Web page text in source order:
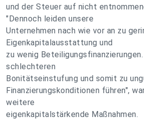
und der Steuer auf nicht
"Dennoch leiden unsere
Unternehmen nach wie vor an zu
Eigenkapitalausstattung und
zu wenig
schlechteren
Bonitätseinstufung und somit zu
Finanzierungskonditionen führen",
weitere
eigenkapitalstärkende Maßnahmen.